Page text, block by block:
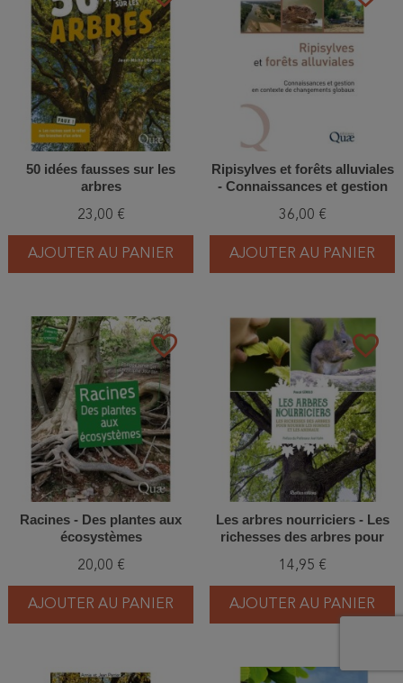
50 idées fausses sur les
arbres
23,00 €
AJOUTER AU PANIER
Ripisylves et forêts alluviales
- Connaissances et gestion
globaux
36,00 €
AJOUTER AU PANIER
favorite_border
Racines - Des plantes aux
écosystèmes
20,00 €
AJOUTER AU PANIER
favorite_border
Les arbres nourriciers - Les
richesses des arbres pour
animaux
14,95 €
AJOUTER AU PANIER